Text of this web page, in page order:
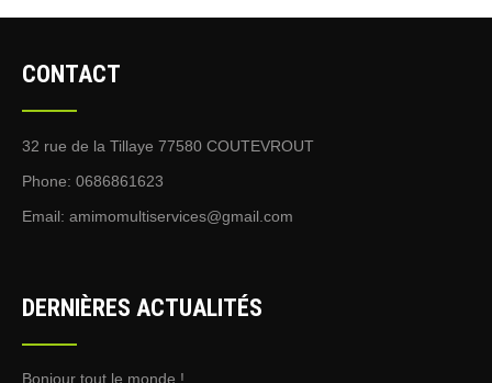
CONTACT
32 rue de la Tillaye 77580 COUTEVROUT
Phone: 0686861623
Email: amimomultiservices@gmail.com
DERNIÈRES ACTUALITÉS
Bonjour tout le monde !